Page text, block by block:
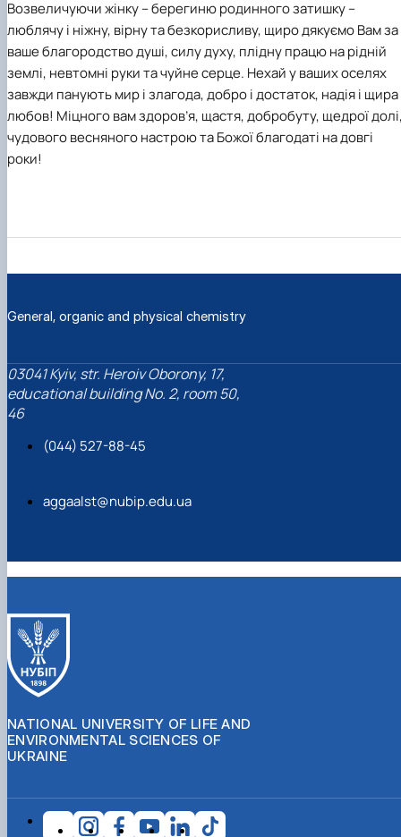
Студентський науковий гурток
ХІМІЯ РОСЛИН»
Студентський науковий гурток «Екологічна хімія»
Возвеличуючи жінку – берегиню родинного затишку –
люблячу і ніжну, вірну та безкорисливу, щиро дякуємоВам за
ваше благородство душі, силу духу, плідну працю на рідній
землі, невтомні руки та чуйне серце. Нехай у ваших оселях
завжди панують мир і злагода, добро і достаток, надія і щира
любов! Міцного вам здоров’я, щастя, добробуту, щедрої
чудового весняного настрою та Божої благодаті на довгі
роки!
General, organic and physical chemistry
03041 Kyiv, str. Heroiv Oborony, 17,
educational building No. 2, room 50,
46
(044) 527-88-45
aggaalst@nubip.edu.ua
NATIONAL UNIVERSITY OF LIFE AND
ENVIRONMENTAL SCIENCES OF
UKRAINE